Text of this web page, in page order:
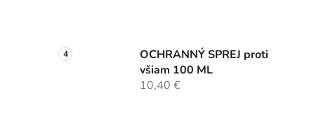
OCHRANNÝ SPREJ proti
všiam 100 ML
10,40 €